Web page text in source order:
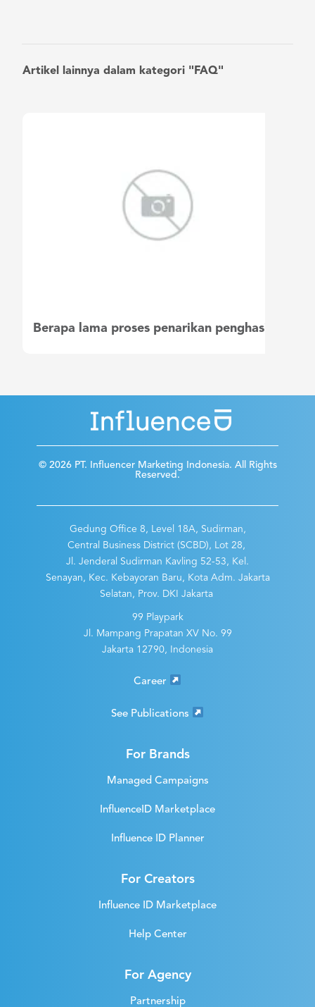
Artikel lainnya dalam kategori "FAQ"
© 2026 PT. Influencer Marketing Indonesia. All Rights
Reserved.
Gedung Office 8, Level 18A, Sudirman,
Central Business District (SCBD), Lot 28,
Jl. Jenderal Sudirman Kavling 52-53, Kel.
Senayan, Kec. Kebayoran Baru, Kota Adm. Jakarta
Selatan, Prov. DKI Jakarta
99 Playpark
Jl. Mampang Prapatan XV No. 99
Jakarta 12790, Indonesia
Career
See Publications
For Brands
Managed Campaigns
InfluenceID Marketplace
Influence ID Planner
For Creators
Influence ID Marketplace
Help Center
For Agency
Partnership